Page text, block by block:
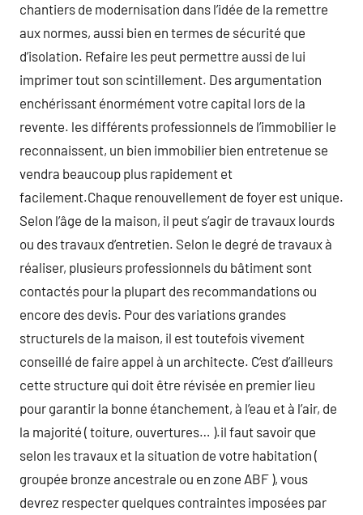
chantiers de modernisation dans l’idée de la remettre
aux normes, aussi bien en termes de sécurité que
d’isolation. Refaire les peut permettre aussi de lui
imprimer tout son scintillement. Des argumentation
enchérissant énormément votre capital lors de la
revente. les différents professionnels de l’immobilier le
reconnaissent, un bien immobilier bien entretenue se
vendra beaucoup plus rapidement et
facilement.Chaque renouvellement de foyer est unique.
Selon l’âge de la maison, il peut s’agir de travaux lourds
ou des travaux d’entretien. Selon le degré de travaux à
réaliser, plusieurs professionnels du bâtiment sont
contactés pour la plupart des recommandations ou
encore des devis. Pour des variations grandes
structurels de la maison, il est toutefois vivement
conseillé de faire appel à un architecte. C’est d’ailleurs
cette structure qui doit être révisée en premier lieu
pour garantir la bonne étanchement, à l’eau et à l’air, de
la majorité ( toiture, ouvertures… ).il faut savoir que
selon les travaux et la situation de votre habitation (
groupée bronze ancestrale ou en zone ABF ), vous
devrez respecter quelques contraintes imposées par